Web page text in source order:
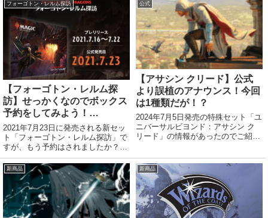
フォーゴトン・レルム探訪
【フォーゴトン・レルム探
訪】せっかくなのでボックス
予約をしてみよう！
【Amazon・駿河屋】
2021年7月23日に発売される新セッ
ト「フォーゴトン・レルム探訪」で
すが、もう予約はされましたか？フ
ォーゴトン・レルム探訪ダンジョン
＆ドラゴンのコラボセットで、フレ
ーバーに富んだカードと、新メカニ
ズムが特徴。スタンダードで使用で
きるセット...
公式
【アサシン クリード】公式
より誤植のアナウンス！今回
は1種類だが！？
2024年7月5日発売の特殊セット「ユ
ニバーサルビヨンド：アサシン ク
リード」の情報があったのでご紹介
て・・・いいのかな？しかし、正し
いテキストの方が誤植感あるとい
う・・・。
新商品 新商品